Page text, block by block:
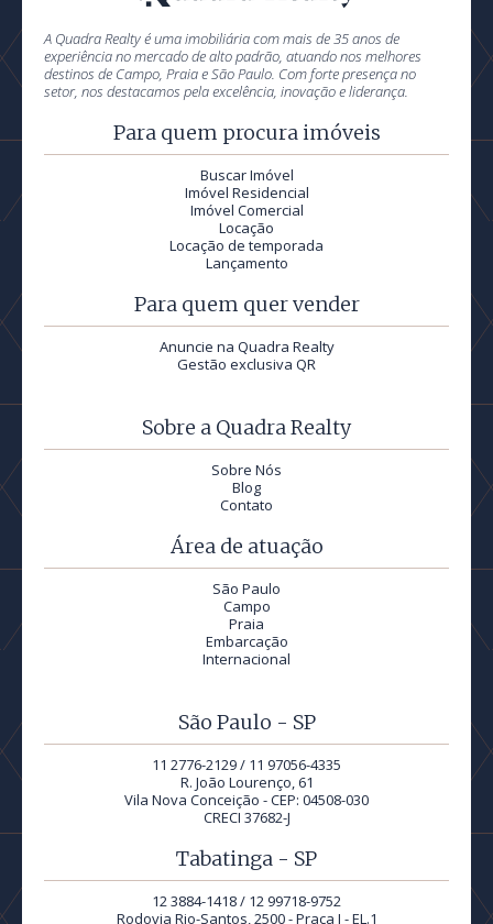
A Quadra Realty é uma imobiliária com mais de 35 anos de
experiência no mercado de alto padrão, atuando nos melhores
destinos de Campo, Praia e São Paulo. Com forte presença no
setor, nos destacamos pela excelência, inovação e liderança.
Para quem procura imóveis
Buscar Imóvel
Imóvel Residencial
Imóvel Comercial
Locação
Locação de temporada
Lançamento
Para quem quer vender
Anuncie na Quadra Realty
Gestão exclusiva QR
Sobre a Quadra Realty
Sobre Nós
Blog
Contato
Área de atuação
São Paulo
Campo
Praia
Embarcação
Internacional
São Paulo - SP
11 2776-2129 / 11 97056-4335
R. João Lourenço, 61
Vila Nova Conceição - CEP: 04508-030
CRECI 37682-J
Tabatinga - SP
12 3884-1418 / 12 99718-9752
Rodovia Rio-Santos, 2500 - Praça I - EL.1